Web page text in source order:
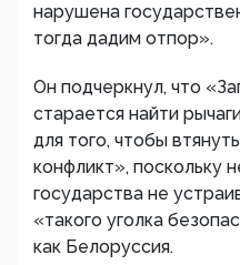
нарушена
тогда дадим отпор».
Он подчеркнул, что
старается найти
для того, чтобы
конфликт», поскольку
государства не
«такого уголка
как Белоруссия.